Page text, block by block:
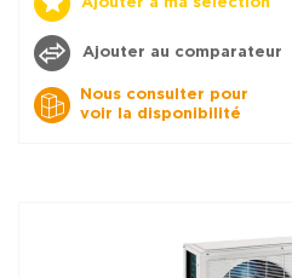
Ajouter au comparateur
Nous consulter pour
voir la disponibilité